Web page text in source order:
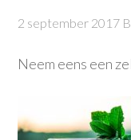
2 september 2017
Neem eens een